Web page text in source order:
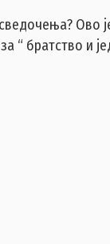
Ово
“ братство и